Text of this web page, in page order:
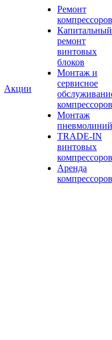
Акции
Ремонт
компрессоров
Капитальный
ремонт
винтовых
блоков
Монтаж и
сервисное
компрессоров
Монтаж
пневмолиний
TRADE-IN
винтовых
компрессоров
Аренда
компрессоров